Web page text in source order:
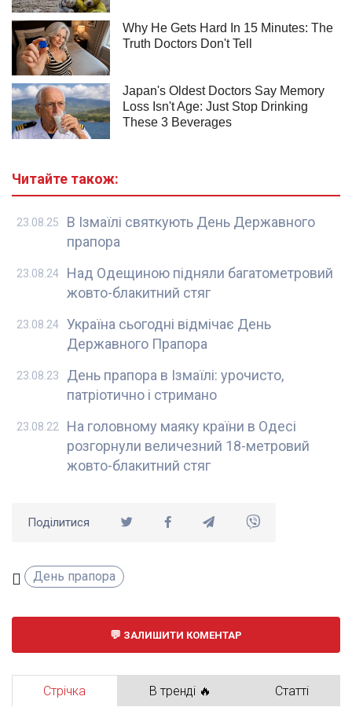
Читайте також:
В Ізмаїлі святкують День Державного
прапора
23.08.25
Над Одещиною підняли багатометровий
жовто-блакитний стяг
23.08.24
Україна сьогодні відмічає День
Державного Прапора
23.08.24
День прапора в Ізмаїлі: урочисто,
патріотично і стримано
23.08.23
На головному маяку країни в Одесі
розгорнули величезний 18-метровий
жовто-блакитний стяг
23.08.22
Поділитися
День прапора
ЗАЛИШИТИ КОМЕНТАР
Стрічка В тренді 🔥 Статті